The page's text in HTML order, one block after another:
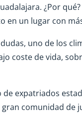
¿Por
un lugar con
uno de los
coste de vida,
expatriados
comunidad de